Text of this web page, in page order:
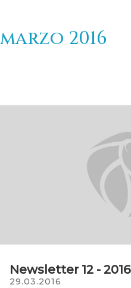
marzo 2016
Newsletter 12 - 2016
29.03.2016